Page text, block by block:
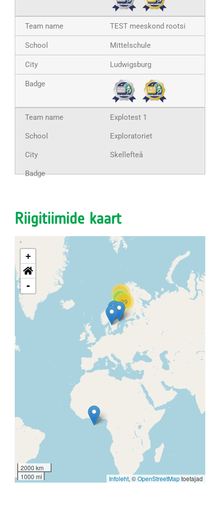
TEST meeskond rootsi
Mittelschule
Ludwigsburg
Explotest 1
Exploratoriet
Skellefteå
Riigitiimide kaart
21
429
+
-
2000 km
1000 mi
Infoleht, ©OpenStreetMaptoetajad